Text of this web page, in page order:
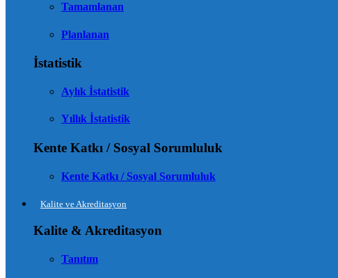
Tamamlanan
Planlanan
İstatistik
Aylık İstatistik
Yıllık İstatistik
Kente Katkı / Sosyal Sorumluluk
Kente Katkı / Sosyal Sorumluluk
Kalite ve Akreditasyon
Kalite & Akreditasyon
Tanıtım